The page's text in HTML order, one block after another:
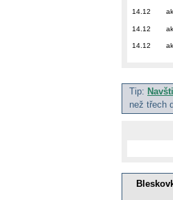
14.12
14.12
14.12
Tip:
než třech